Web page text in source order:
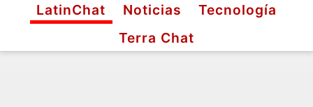
LatinChat
Noticias
Tecnología
Terra Chat